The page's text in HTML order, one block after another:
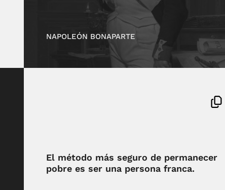
NAPOLEÓN BONAPARTE
El método más seguro de permanecer
pobre es ser una persona franca.